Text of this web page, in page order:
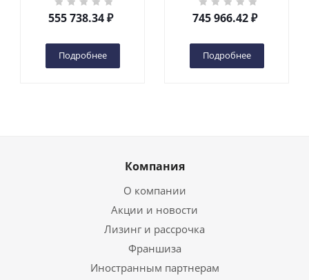
DC 2-мачтовый
(автономный) (G) в
555 738.34₽
Подробнее
200S DC 2-мачтовый
(автономный) (N) в
745 966.42₽
Подробнее
Компания
О компании
Акции и новости
Лизинг и рассрочка
Франшиза
Иностранным партнерам